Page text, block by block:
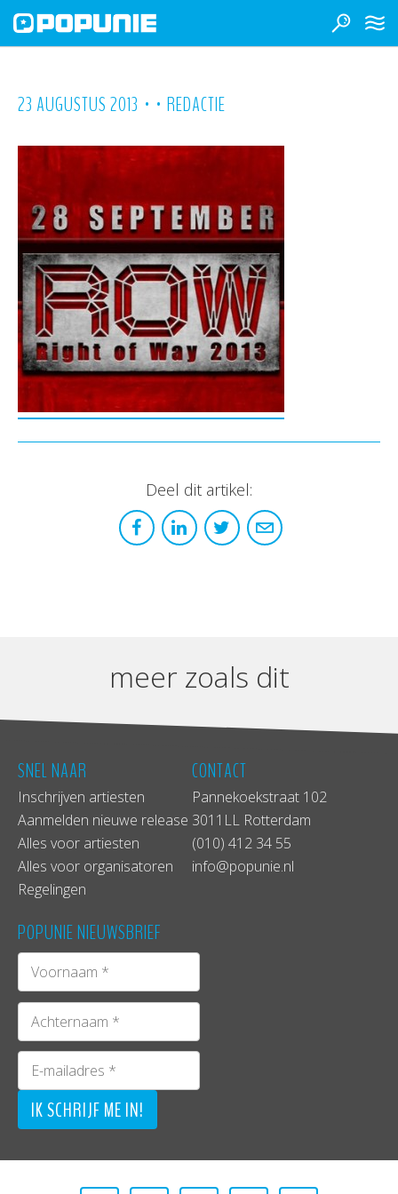
23 AUGUSTUS 2013 • • REDACTIE
Deel dit artikel:
meer zoals dit
SNEL NAAR
Inschrijven artiesten
Aanmelden nieuwe release
Alles voor artiesten
Alles voor organisatoren
Regelingen
CONTACT
Pannekoekstraat 102
3011LL Rotterdam
(010) 412 34 55
info@popunie.nl
POPUNIE NIEUWSBRIEF